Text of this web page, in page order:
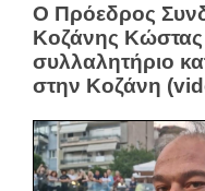
O Πρόεδρος
Κοζάνης Κώστας
συλλαλητήριο
στην Κοζάνη